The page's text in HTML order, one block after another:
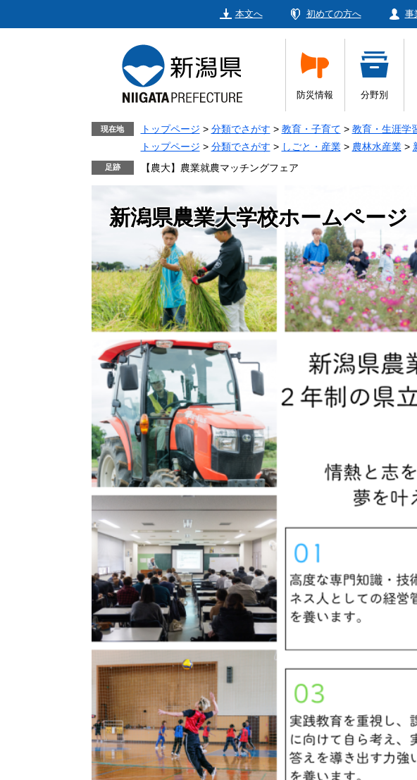
本文へ 初めての方へ 事
防災情報 分野別
現在地 トップページ > 分類でさがす > 教育・子育て > 教育・生涯学
トップページ > 分類でさがす > しごと・産業 > 農林水産業 >
【農大】農業就農マッチングフェア
新潟県農業大学校ホームページ